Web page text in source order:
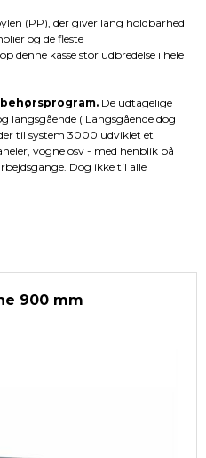
(PP), der giver lang holdbarhed
og de fleste
denne kasse stor udbredelse i hele
De udtagelige
langsgående ( Langsgående dog
til system 3000 udviklet et
vogne osv - med henblik på
Dog ikke til alle
900 mm